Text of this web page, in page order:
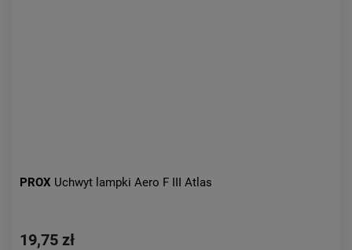
PROX Uchwyt lampki Aero F III Atlas
19,75 zł